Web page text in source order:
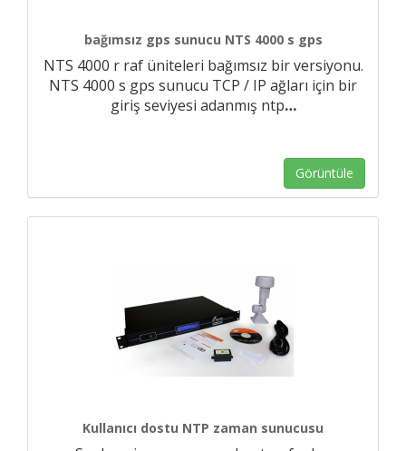
bağımsız gps sunucu NTS 4000 s gps
NTS 4000 r raf üniteleri bağımsız bir versiyonu.
NTS 4000 s gps sunucu TCP / IP ağları için bir
giriş seviyesi adanmış ntp…
Görüntüle
Kullanıcı dostu NTP zaman sunucusu